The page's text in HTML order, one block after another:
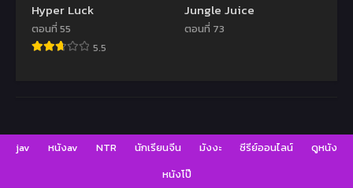
Hyper Luck
ตอนที่ 55
5.5
Jungle Juice
ตอนที่ 73
jav หนังav NTR นักเรียนจีน มังงะ ซีรีย์ออนไลน์
ดูหนัง
หนังโป๊